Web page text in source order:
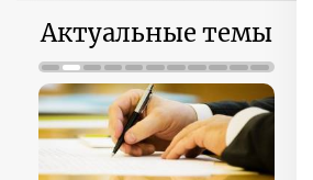
Актуальные темы